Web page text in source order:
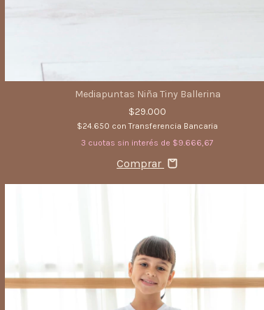
Mediapuntas Niña Tiny Ballerina
$29.000
$24.650 con Transferencia Bancaria
3 cuotas sin interés de $9.666,67
Comprar